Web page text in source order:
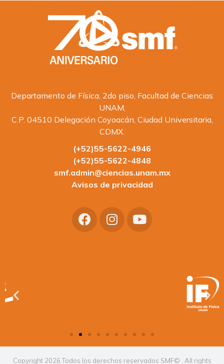
Departamento de Física, 2do piso, Facultad de Ciencias
UNAM,
C.P. 04510 Delegación Coyoacán, Ciudad Universitaria,
CDMX.
(+52)55-5622-4946
(+52)55-5622-4848
smf.admin@ciencias.unam.mx
Avisos de privacidad
Copyright 2026 Todos los derechos reservados SMF© . All rights